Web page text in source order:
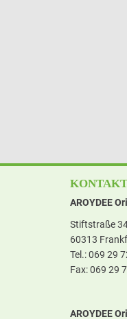
KONTAKT
AROYDEE
Stiftstraße
60313
Tel.: 069 29
Fax: 069 29
AROYDEE